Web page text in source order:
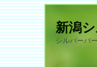
新潟
シルバーバ